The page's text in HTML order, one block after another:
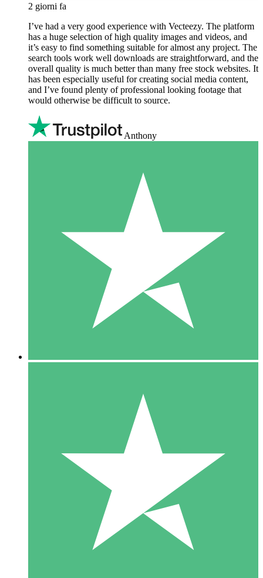
2 giorni fa
I’ve had a very good experience with Vecteezy. The platform
has a huge selection of high quality images and videos, and
it’s easy to find something suitable for almost any project. The
search tools work well downloads are straightforward, and the
overall quality is much better than many free stock websites. It
has been especially useful for creating social media content,
and I’ve found plenty of professional looking footage that
would otherwise be difficult to source.
Anthony